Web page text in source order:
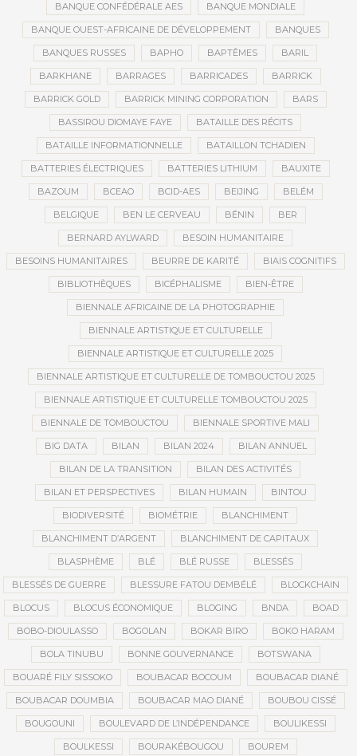
BANQUE CONFÉDÉRALE AES BANQUE MONDIALE
BANQUE OUEST-AFRICAINE DE DÉVELOPPEMENT BANQUES
BANQUES RUSSES BAPHO BAPTÊMES BARIL
BARKHANE BARRAGES BARRICADES BARRICK
BARRICK GOLD BARRICK MINING CORPORATION BARS
BASSIROU DIOMAYE FAYE BATAILLE DES RÉCITS
BATAILLE INFORMATIONNELLE BATAILLON TCHADIEN
BATTERIES ÉLECTRIQUES BATTERIES LITHIUM BAUXITE
BAZOUM BCEAO BCID-AES BEIJING BELÉM
BELGIQUE BEN LE CERVEAU BÉNIN BER
BERNARD AYLWARD BESOIN HUMANITAIRE
BESOINS HUMANITAIRES BEURRE DE KARITÉ BIAIS COGNITIFS
BIBLIOTHÈQUES BICÉPHALISME BIEN-ÊTRE
BIENNALE AFRICAINE DE LA PHOTOGRAPHIE
BIENNALE ARTISTIQUE ET CULTURELLE
BIENNALE ARTISTIQUE ET CULTURELLE 2025
BIENNALE ARTISTIQUE ET CULTURELLE DE TOMBOUCTOU 2025
BIENNALE ARTISTIQUE ET CULTURELLE TOMBOUCTOU 2025
BIENNALE DE TOMBOUCTOU BIENNALE SPORTIVE MALI
BIG DATA BILAN BILAN 2024 BILAN ANNUEL
BILAN DE LA TRANSITION BILAN DES ACTIVITÉS
BILAN ET PERSPECTIVES BILAN HUMAIN BINTOU
BIODIVERSITÉ BIOMÉTRIE BLANCHIMENT
BLANCHIMENT D’ARGENT BLANCHIMENT DE CAPITAUX
BLASPHÈME BLÉ BLÉ RUSSE BLESSÉS
BLESSÉS DE GUERRE BLESSURE FATOU DEMBÉLÉ BLOCKCHAIN
BLOCUS BLOCUS ÉCONOMIQUE BLOGING BNDA BOAD
BOBO-DIOULASSO BOGOLAN BOKAR BIRO BOKO HARAM
BOLA TINUBU BONNE GOUVERNANCE BOTSWANA
BOUARÉ FILY SISSOKO BOUBACAR BOCOUM BOUBACAR DIANÉ
BOUBACAR DOUMBIA BOUBACAR MAO DIANÉ BOUBOU CISSÉ
BOUGOUNI BOULEVARD DE L’INDÉPENDANCE BOULIKESSI
BOULKESSI BOURAKÉBOUGOU BOUREM